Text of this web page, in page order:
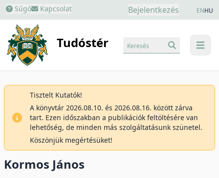
Súgó Kapcsolat Bejelentkezés ENHU
Tudóstér menu
Keresés
Tisztelt Kutatók!
A könyvtár 2026.08.10. és 2026.08.16. között zárva
tart. Ezen időszakban a publikációk feltöltésére van
lehetőség, de minden más szolgáltatásunk szünetel.
Köszönjük megértésüket!
Kormos János